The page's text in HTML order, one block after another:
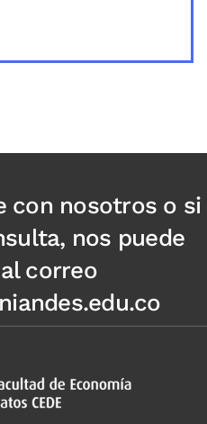
con nosotros o si
nos puede
correo